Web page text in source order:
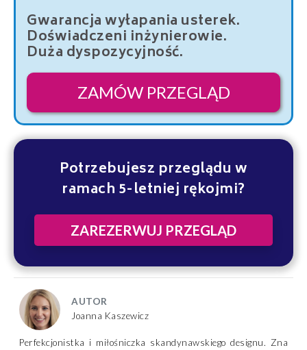
Gwarancja wyłapania usterek.
Doświadczeni inżynierowie.
Duża dyspozycyjność.
ZAMÓW PRZEGLĄD
Potrzebujesz przeglądu w
ramach 5-letniej rękojmi?
ZAREZERWUJ PRZEGLĄD
AUTOR
Joanna Kaszewicz
Perfekcjonistka i miłośniczka skandynawskiego designu. Zna